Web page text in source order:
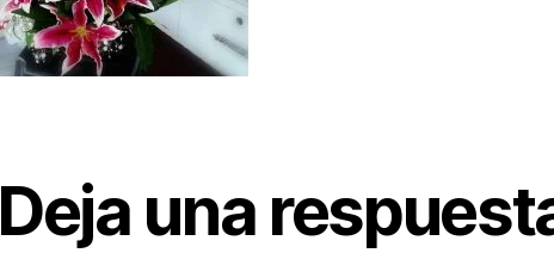
Deja una